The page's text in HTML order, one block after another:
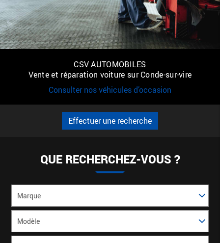
CSV AUTOMOBILES
Vente et réparation voiture sur Conde-sur-vire
Consulter nos véhicules d’occasion
Effectuer une recherche
QUE RECHERCHEZ-VOUS ?
*